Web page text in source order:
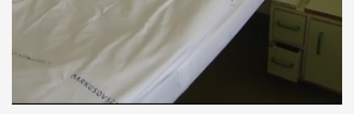
A kormány most abortuszellenes kampányt indított. Azt
szorgalmazzák, hogy az a szülő, aki nem akarja megtartani,
inkább adja örökbe a gyermekét.